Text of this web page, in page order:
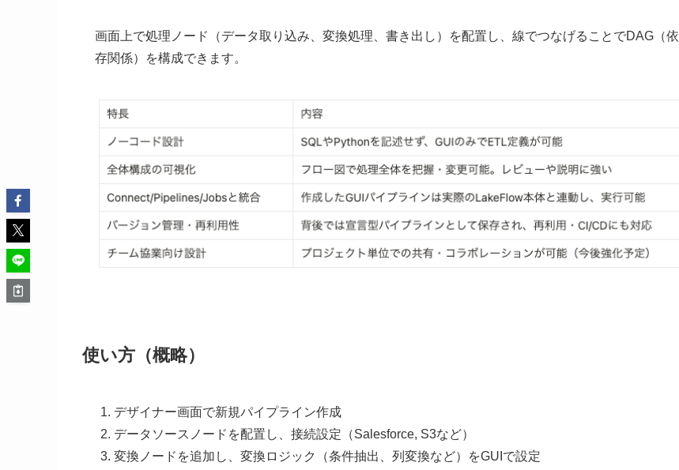
画面上で処理ノード（データ取り込み、変換処理、書き出し）を配置し、線でつなげることでDAG（依
存関係）を構成できます。
使い方（概略）
デザイナー画面で新規パイプライン作成
データソースノードを配置し、接続設定（Salesforce, S3など）
変換ノードを追加し、変換ロジック（条件抽出、列変換など）をGUIで設定